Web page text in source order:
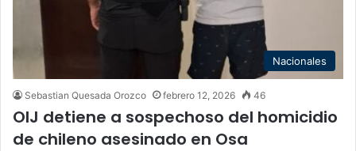
Nacionales
Sebastian Quesada Orozco febrero 12, 2026 46
OIJ detiene a sospechoso del homicidio
de chileno asesinado en Osa